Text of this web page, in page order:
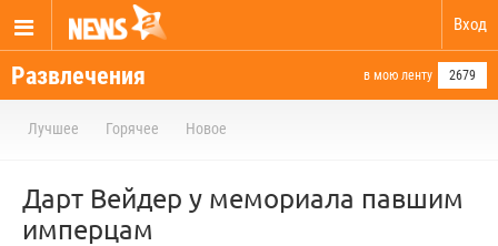
Вход
Развлечения в мою ленту 2679
Лучшее Горячее Новое
Дарт Вейдер у мемориала павшим
имперцам